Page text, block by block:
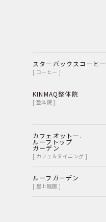
スターバックスコーヒー
[ コーヒー ]
KINMAQ整体院
[ 整体院 ]
カフェオットー.
ルーフトップ
ガーデン
[ カフェ＆ダイニング ]
ルーフガーデン
[ 屋上庭園 ]